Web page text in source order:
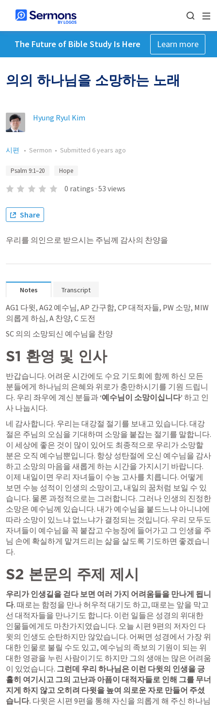
The Future of Bible Study Is Here Learn more
의의 하나님을 소망하는 노래
Hyung Ryul Kim
시편 • Sermon • Submitted 6 years ago
Psalm 9:1–20 Hope
0 ratings · 53 views
Share
우리를 의인으로 받으시는 주님께 감사의 찬양을
Notes Transcript
AG1 다윗, AG2 예수님, AP 간구함, CP 대적자들, PW 소망, MIW
의롭게 하심, A 찬양, C 도전
SC 의의 소망되신 예수님을 찬양
S1 환영 및 인사
반갑습니다. 어려운 시간에도 수요 기도회에 함께 하신 모든
분들에게 하나님의 은혜와 위로가 충만하시기를 기원 드립니
다. 우리 좌우에 계신 분들과 ‘예수님이 소망이십니다’ 하고 인
사 나눕시다.
네 감사합니다. 우리는 대강절 절기를 보내고 있습니다. 대강
절은 주님의 오심을 기대하며 소망을 붙잡는 절기를 말합니다.
이 세상에 좋은 것이 많이 있어도 최종적으로 우리가 소망할
분은 오직 예수님뿐입니다. 항상 성탄절에 오신 예수님을 감사
하고 소망의 마음을 새롭게 하는 시간을 가지시기 바랍니다.
이제 내일이면 우리 자녀들이 수능 고사를 치릅니다. 어떻게
보면 수능 성적이 인생의 소망이고, 내일의 꿈처럼 보일 수 있
습니다. 물론 과정적으로는 그러합니다. 그러나 인생의 진정한
소망은 예수님께 있습니다. 내가 예수님을 붙드느냐 아니냐에
따라 소망이 있느냐 없느냐가 결정되는 것입니다. 우리 모두도
자녀들이 예수님을 꼭 붙잡고 수능장에 들어가고 그 인생을 주
님 손에 확실하게 맡겨드리는 삶을 살도록 기도하면 좋겠습니
다.
S2 본문의 주제 제시
우리가 인생길을 걷다 보면 여러 가지 어려움들을 만나게 됩니
다. 때로는 함정을 만나 허우적 대기도 하고, 때로는 앞을 막고
선 대적자들을 만나기도 합니다. 이런 일들은 성경의 위대한
인물들에게도 마찬가지였습니다. 오늘 시편 9편의 저자인 다
윗의 인생도 순탄하지만 않았습니다. 어쩌면 성경에서 가장 위
대한 인물로 불릴 수도 있고, 예수님의 족보의 기원이 되는 위
대한 영광을 누린 사람이기도 하지만 그의 생애는 많은 어려움
이 있었습니다. 그런데 우리 하나님은 이런 다윗의 인생을 긍
휼히 여기시고 그의 고난과 아픔이 대적자들로 인해 그를 무너
지게 하지 않고 오히려 다윗을 높여 의로운 자로 만들어 주셨
습니다. 다윗은 시편 9편을 통해 자신을 의롭게 해 주신 하나님